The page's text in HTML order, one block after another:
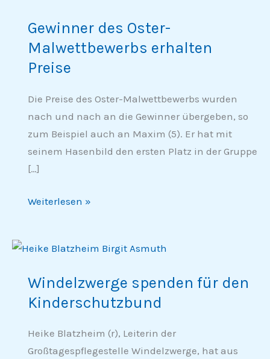
Gewinner des Oster-
Malwettbewerbs erhalten
Preise
Die Preise des Oster-Malwettbewerbs wurden
nach und nach an die Gewinner übergeben, so
zum Beispiel auch an Maxim (5). Er hat mit
seinem Hasenbild den ersten Platz in der Gruppe
[…]
Oster-
Malwettbewerbs
erhalten
Weiterlesen »
Windelzwerge spenden für den
Kinderschutzbund
Heike Blatzheim (r), Leiterin der
Großtagespflegestelle Windelzwerge, hat aus
Windelzwerge
für
den